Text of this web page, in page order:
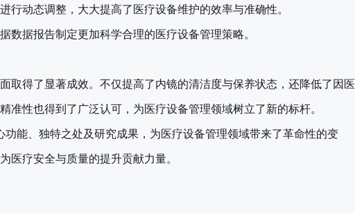
动态调整，大大提高了医疗设备维护的效率与准确性。
据报告制定更加科学合理的医疗设备管理策略。
取得了显著成效。不仅提高了内镜的清洁度与保养状态，还降低了因医
性也得到了广泛认可，为医疗设备管理领域树立了新的标杆。
能、独特之处及研究成果，为医疗设备管理领域带来了革命性的变
疗安全与质量的提升贡献力量。